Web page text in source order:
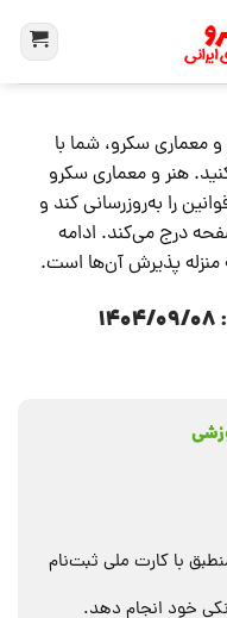
معماری سکرو، شما با
هنر و معماری سکرو
را به‌روزرسانی کند و
درج می‌کند. ادامه
منزله پذیرش آن‌ها است.
با کارت ملی ثبت‌نام
خود انجام دهد.